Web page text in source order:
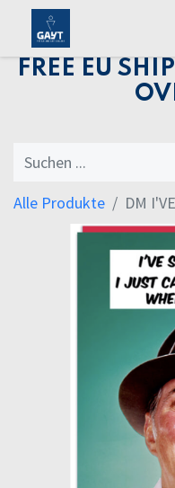
FREE EU
Alle Produkte DM